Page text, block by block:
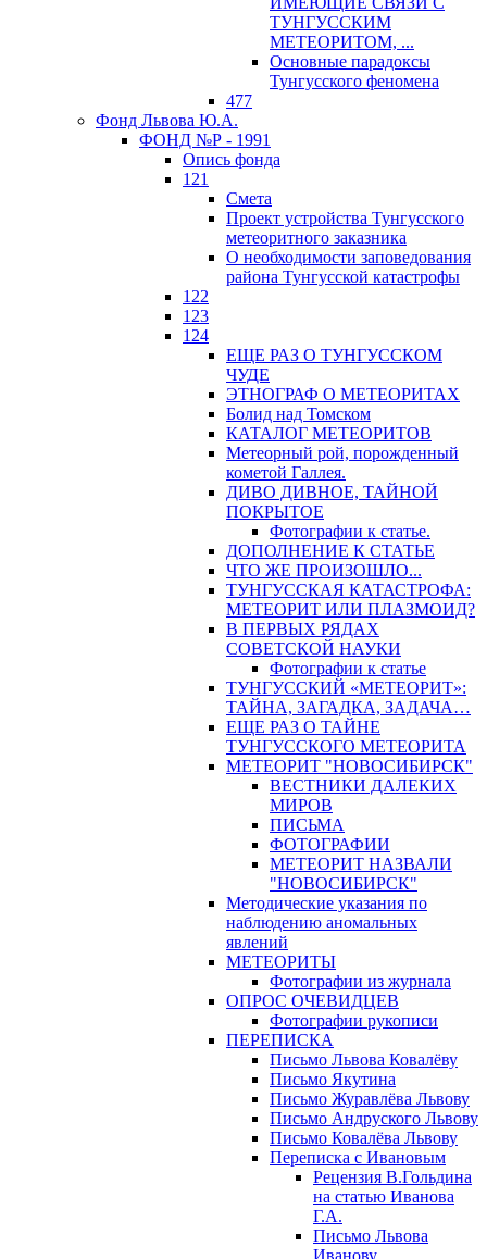
ТУНГУССКИМ
МЕТЕОРИТОМ, ...
Основные парадоксы
Тунгусского феномена
477
Фонд Львова Ю.А.
ФОНД №Р - 1991
Опись фонда
121
Смета
Проект устройства Тунгусского
метеоритного заказника
О необходимости заповедования
района Тунгусской катастрофы
122
123
124
ЕЩЕ РАЗ О ТУНГУССКОМ
ЧУДЕ
ЭТНОГРАФ О МЕТЕОРИТАХ
Болид над Томском
КАТАЛОГ МЕТЕОРИТОВ
Метеорный рой, порожденный
кометой Галлея.
ДИВО ДИВНОЕ, ТАЙНОЙ
ПОКРЫТОЕ
Фотографии к статье.
ДОПОЛНЕНИЕ К СТАТЬЕ
ЧТО ЖЕ ПРОИЗОШЛО...
ТУНГУССКАЯ КАТАСТРОФА:
МЕТЕОРИТ ИЛИ ПЛАЗМОИД?
В ПЕРВЫХ РЯДАХ
СОВЕТСКОЙ НАУКИ
Фотографии к статье
ТУНГУССКИЙ «МЕТЕОРИТ»:
ТАЙНА, ЗАГАДКА, ЗАДАЧА…
ЕЩЕ РАЗ О ТАЙНЕ
ТУНГУССКОГО МЕТЕОРИТА
МЕТЕОРИТ "НОВОСИБИРСК"
ВЕСТНИКИ ДАЛЕКИХ
МИРОВ
ПИСЬМА
ФОТОГРАФИИ
МЕТЕОРИТ НАЗВАЛИ
"НОВОСИБИРСК"
Методические указания по
наблюдению аномальных
явлений
МЕТЕОРИТЫ
Фотографии из журнала
ОПРОС ОЧЕВИДЦЕВ
Фотографии рукописи
ПЕРЕПИСКА
Письмо Львова Ковалёву
Письмо Якутина
Письмо Журавлёва Львову
Письмо Андруского Львову
Письмо Ковалёва Львову
Переписка с Ивановым
Рецензия В.Гольдина
на статью Иванова
Г.А.
Письмо Львова
Иванову